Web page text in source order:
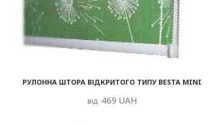
РУЛОННА ШТОРА ВІДКРИТОГО ТИПУ BESTA MINI
від 469 UAH